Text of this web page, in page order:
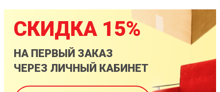
СКИДКА 15%
НА ПЕРВЫЙ ЗАКАЗ
ЧЕРЕЗ ЛИЧНЫЙ КАБИНЕТ